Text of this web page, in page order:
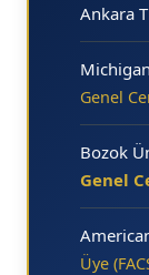
Ankara
Genel
Bozok
Genel
Üye